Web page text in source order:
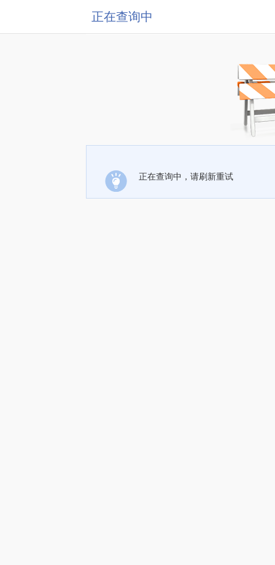
正在查询中
正在查询中，请刷新重试